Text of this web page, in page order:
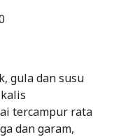
gula dan susu
tercampur rata
dan garam,